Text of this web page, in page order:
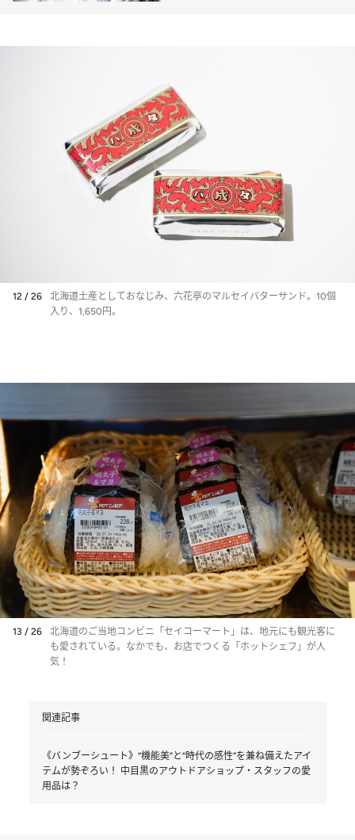
12 / 26
北海道土産としておなじみ、六花亭のマルセイバターサンド。10個
入り、1,650円。
13 / 26
北海道のご当地コンビニ「セイコーマート」は、地元にも観光客に
も愛されている。なかでも、お店でつくる「ホットシェフ」が人
気！
関連記事
《バンブーシュート》“機能美”と“時代の感性”を兼ね備えたアイ
テムが勢ぞろい！ 中目黒のアウトドアショップ・スタッフの愛
用品は？